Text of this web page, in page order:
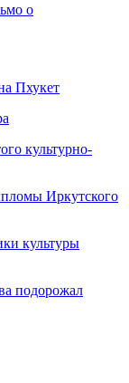
о
Пхукет
культурно-
Иркутского
культуры
подорожал